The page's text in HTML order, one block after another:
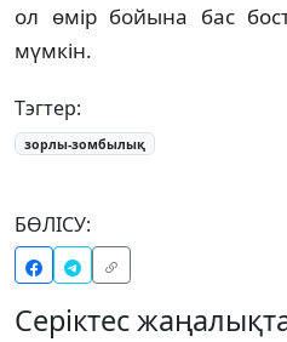
ол өмір бойына бас
мүмкін.
Тэгтер:
зорлы-зомбылық
БӨЛІСУ:
Серіктес